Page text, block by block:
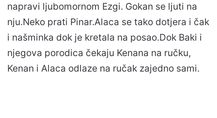
napravi ljubomornom Ezgi. Gokan se ljuti na
nju.Neko prati Pinar.Alaca se tako dotjera i čak
i našminka dok je kretala na posao.Dok Baki i
njegova porodica čekaju Kenana na ručku,
Kenan i Alaca odlaze na ručak zajedno sami.